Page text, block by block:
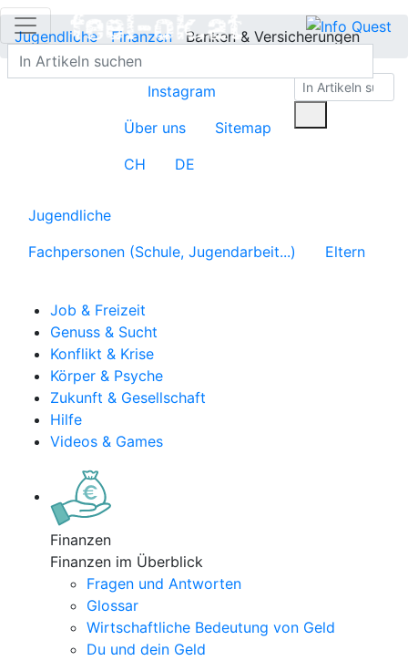
Jugendliche Finanzen Banken & Versicherungen
Instagram
Über uns
Sitemap
CH
DE
Jugendliche
Fachpersonen (Schule, Jugendarbeit...)
Eltern
Job & Freizeit
Genuss & Sucht
Konflikt & Krise
Körper & Psyche
Zukunft & Gesellschaft
Hilfe
Videos & Games
Finanzen
Finanzen im Überblick
Fragen und Antworten
Glossar
Wirtschaftliche Bedeutung von Geld
Du und dein Geld